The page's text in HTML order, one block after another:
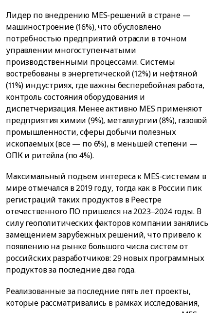
Лидер по внедрению MES-решений в стране —
машиностроение (16%), что обусловлено
потребностью предприятий отрасли в точном
управлении многоступенчатыми
производственными процессами. Системы
востребованы в энергетической (12%) и нефтяной
(11%) индустриях, где важны бесперебойная работа,
контроль состояния оборудования и
диспетчеризация. Менее активно MES применяют
предприятия химии (9%), металлургии (8%), газовой
промышленности, сферы добычи полезных
ископаемых (все — по 6%), в меньшей степени —
ОПК и ритейла (по 4%).
Максимальный подъем интереса к MES-системам в
мире отмечался в 2019 году, тогда как в России пик
регистраций таких продуктов в Реестре
отечественного ПО пришелся на 2023–2024 годы. В
силу геополитических факторов компании занялись
замещением зарубежных решений, что привело к
появлению на рынке большого числа систем от
российских разработчиков: 29 новых программных
продуктов за последние два года.
Реализованные за последние пять лет проекты,
которые рассматривались в рамках исследования,